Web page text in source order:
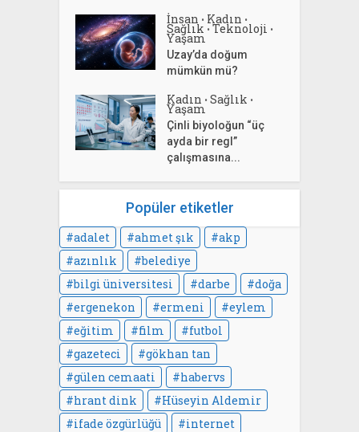
İnsan • Kadın •
Sağlık • Teknoloji •
Yaşam
Uzay’da doğum
mümkün mü?
Kadın • Sağlık •
Yaşam
Çinli biyoloğun “üç
ayda bir regl”
çalışmasına...
Popüler etiketler
adalet ahmet şık
akp
azınlık
belediye
bilgi üniversitesi
darbe
doğa
ergenekon
ermeni
eylem
eğitim
film
futbol
gazeteci
gökhan tan
gülen cemaati
habervs
hrant dink
Hüseyin Aldemir
ifade özgürlüğü
internet